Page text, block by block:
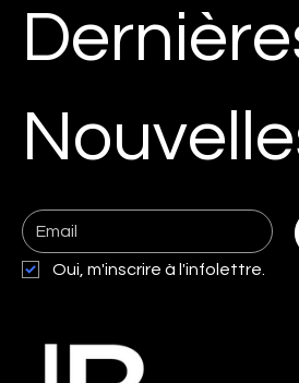
Oui, m'inscrire à l'infolettre.